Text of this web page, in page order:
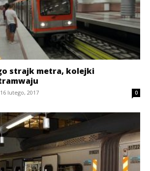
strajk metra, kolejki
16 lutego, 2017 0